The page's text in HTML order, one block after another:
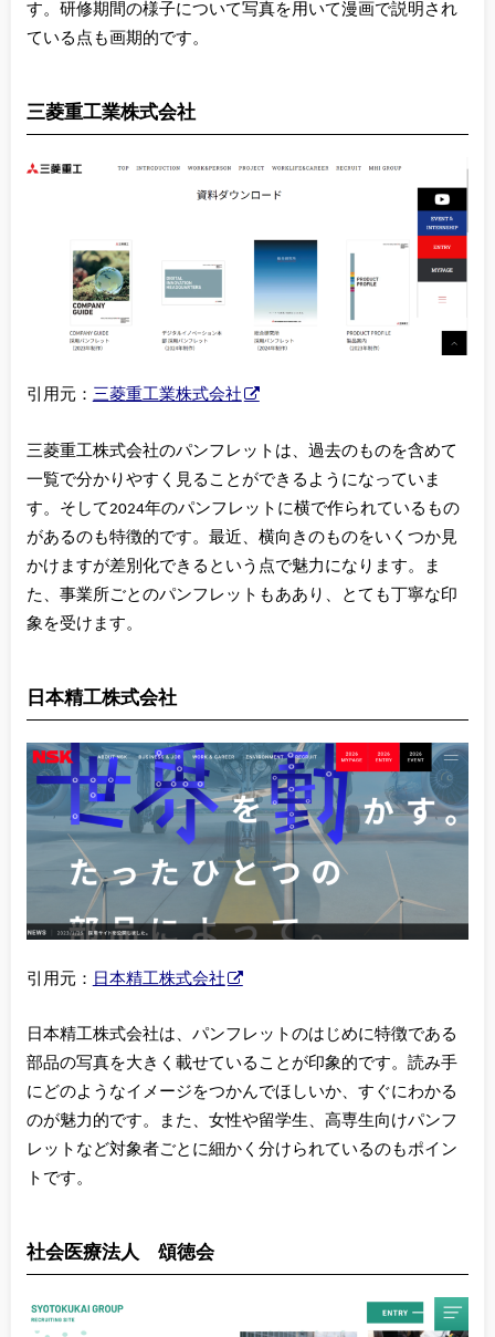
す。研修期間の様子について写真を用いて漫画で説明され
ている点も画期的です。
三菱重工業株式会社
引用元： 三菱重工業株式会社
三菱重工株式会社のパンフレットは、過去のものを含めて
一覧で分かりやすく見ることができるようになっていま
す。そして2024年のパンフレットに横で作られているもの
があるのも特徴的です。最近、横向きのものをいくつか見
かけますが差別化できるという点で魅力になります。ま
た、事業所ごとのパンフレットもああり、とても丁寧な印
象を受けます。
日本精工株式会社
引用元： 日本精工株式会社
日本精工株式会社は、パンフレットのはじめに特徴である
部品の写真を大きく載せていることが印象的です。読み手
にどのようなイメージをつかんでほしいか、すぐにわかる
のが魅力的です。また、女性や留学生、高専生向けパンフ
レットなど対象者ごとに細かく分けられているのもポイン
トです。
社会医療法人 頌徳会